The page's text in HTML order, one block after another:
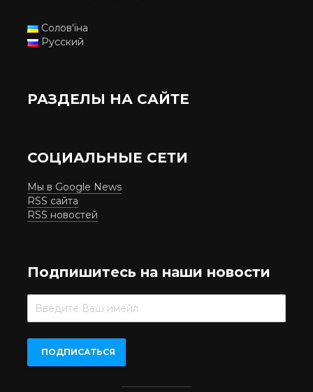
Солов'їна
Русский
РАЗДЕЛЫ НА САЙТЕ
СОЦИАЛЬНЫЕ СЕТИ
Мы в Google News
RSS сайта
RSS новостей
Подпишитесь на наши новости